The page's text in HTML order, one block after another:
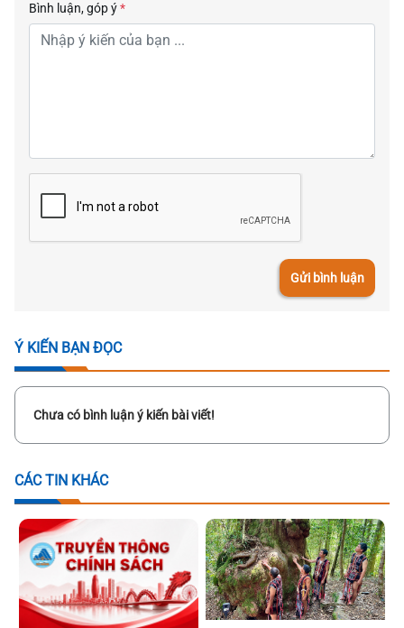
Bình luận, góp ý*
Gửi bình luận
Ý KIẾN BẠN ĐỌC
Chưa có bình luận ý kiến bài viết!
CÁC TIN KHÁC